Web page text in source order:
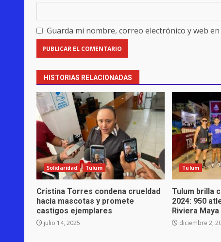
Guarda mi nombre, correo electrónico y web
HISTORIAS RELACIONADAS
Solidaridad Tulum
Cristina Torres condena crueldad
hacia mascotas y promete
castigos ejemplares
julio 14, 2025
Tulum
Tulum brilla
2024: 950
Riviera Maya
diciembre 2,